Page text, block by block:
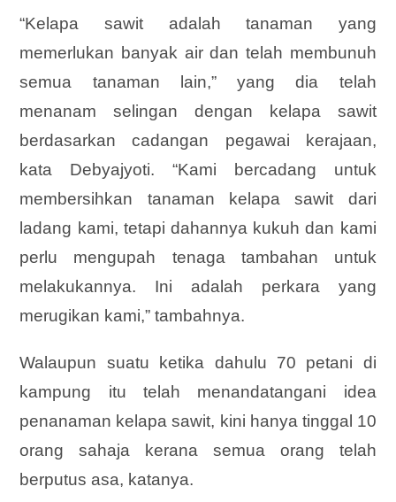
“Kelapa sawit adalah tanaman yang
memerlukan banyak air dan telah membunuh
semua tanaman lain,” yang dia telah
menanam selingan dengan kelapa sawit
berdasarkan cadangan pegawai kerajaan,
kata Debyajyoti. “Kami bercadang untuk
membersihkan tanaman kelapa sawit dari
ladang kami, tetapi dahannya kukuh dan kami
perlu mengupah tenaga tambahan untuk
melakukannya. Ini adalah perkara yang
merugikan kami,” tambahnya.
Walaupun suatu ketika dahulu 70 petani di
kampung itu telah menandatangani idea
penanaman kelapa sawit, kini hanya tinggal 10
orang sahaja kerana semua orang telah
berputus asa, katanya.